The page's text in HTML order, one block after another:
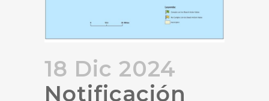
18 Dic 2024
Notificación